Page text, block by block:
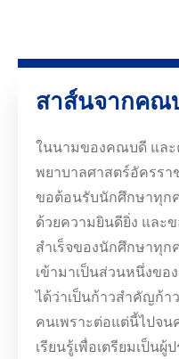
สาส์นจากคณ
ในนามของคณบดี แล
พยาบาลศาสตร์อัครร
ขอต้อนรับนักศึกษาทุก
ด้วยความยินดียิ่ง และ
สำเร็จของนักศึกษาทุก
เข้ามาเป็นส่วนหนึ่งขอ
ได้ว่าเป็นก้าวสำคัญก้
คนเพราะต่อแต่นี้ไปจน
เรียนรู้เพื่อเตรียมเป็นผู้